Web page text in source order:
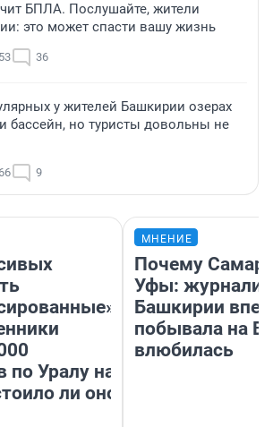
БПЛА. Послушайте, жители
это может спасти вашу жизнь
36
у жителей Башкирии озерах
бассейн, но туристы довольны не
9
по Уралу на
ли оно
МНЕНИЕ
Почему
Уфы:
Башкирии
побывала на
влюбилась